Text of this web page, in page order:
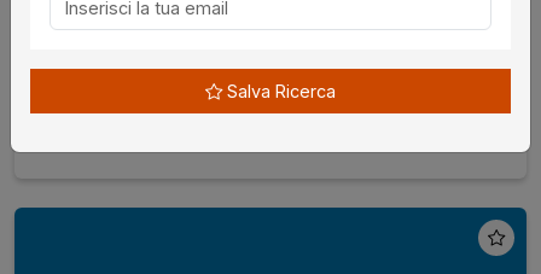
da € 1.333.760,00
08/09/2026
Salva Ricerca